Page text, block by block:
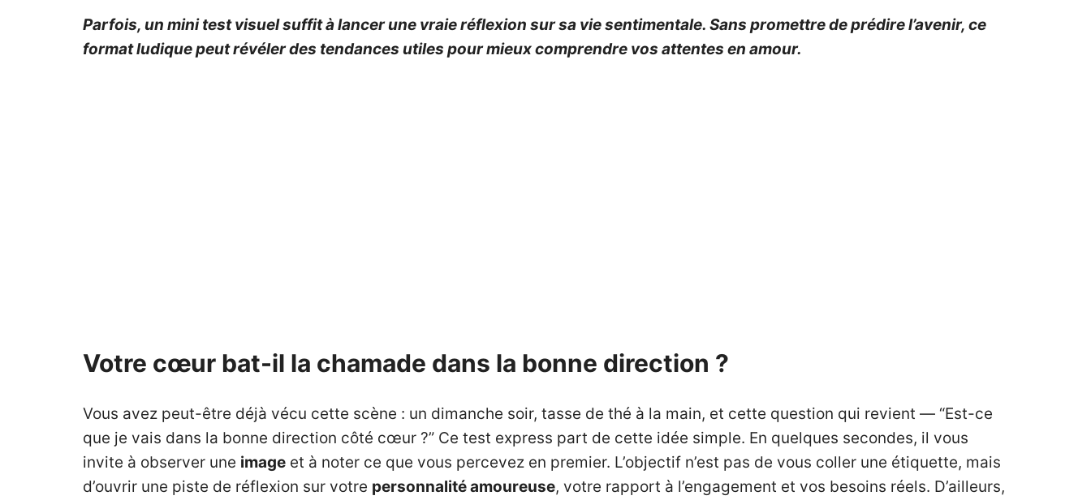
Parfois, un mini test visuel suffit à lancer une vraie réflexion sur sa vie sentimentale. Sans promettre de prédire l’avenir, ce
format ludique peut révéler des tendances utiles pour mieux comprendre vos attentes en amour.
Votre cœur bat-il la chamade dans la bonne direction ?
Vous avez peut-être déjà vécu cette scène : un dimanche soir, tasse de thé à la main, et cette question qui revient — “Est-ce
que je vais dans la bonne direction côté cœur ?” Ce test express part de cette idée simple. En quelques secondes, il vous
invite à observer une image et à noter ce que vous percevez en premier. L’objectif n’est pas de vous coller une étiquette, mais
d’ouvrir une piste de réflexion sur votre personnalité amoureuse, votre rapport à l’engagement et vos besoins réels. D’ailleurs,